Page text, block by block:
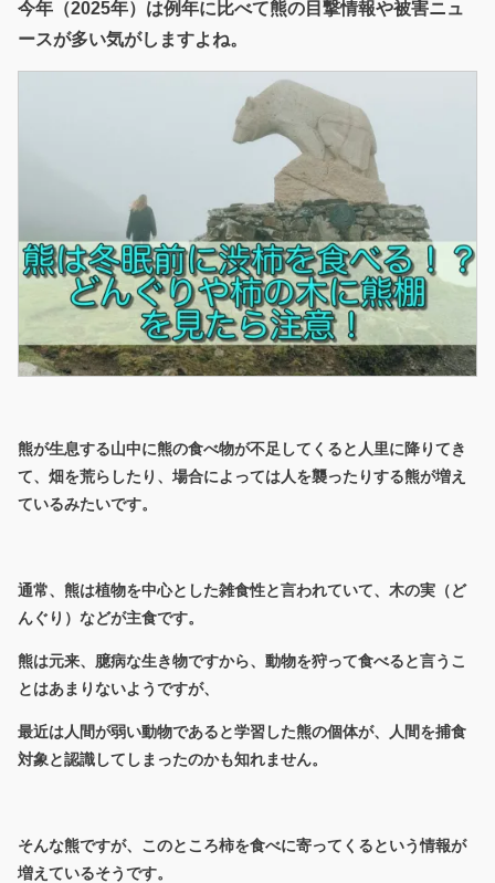
今年（2025年）は例年に比べて熊の目撃情報や被害ニュ
ースが多い気がしますよね。
熊が生息する山中に熊の食べ物が不足してくると人里に降りてき
て、畑を荒らしたり、場合によっては人を襲ったりする熊が増え
ているみたいです。
通常、熊は植物を中心とした雑食性と言われていて、木の実（ど
んぐり）などが主食です。
熊は元来、臆病な生き物ですから、動物を狩って食べると言うこ
とはあまりないようですが、
最近は人間が弱い動物であると学習した熊の個体が、人間を捕食
対象と認識してしまったのかも知れません。
そんな熊ですが、このところ柿を食べに寄ってくるという情報が
増えているそうです。